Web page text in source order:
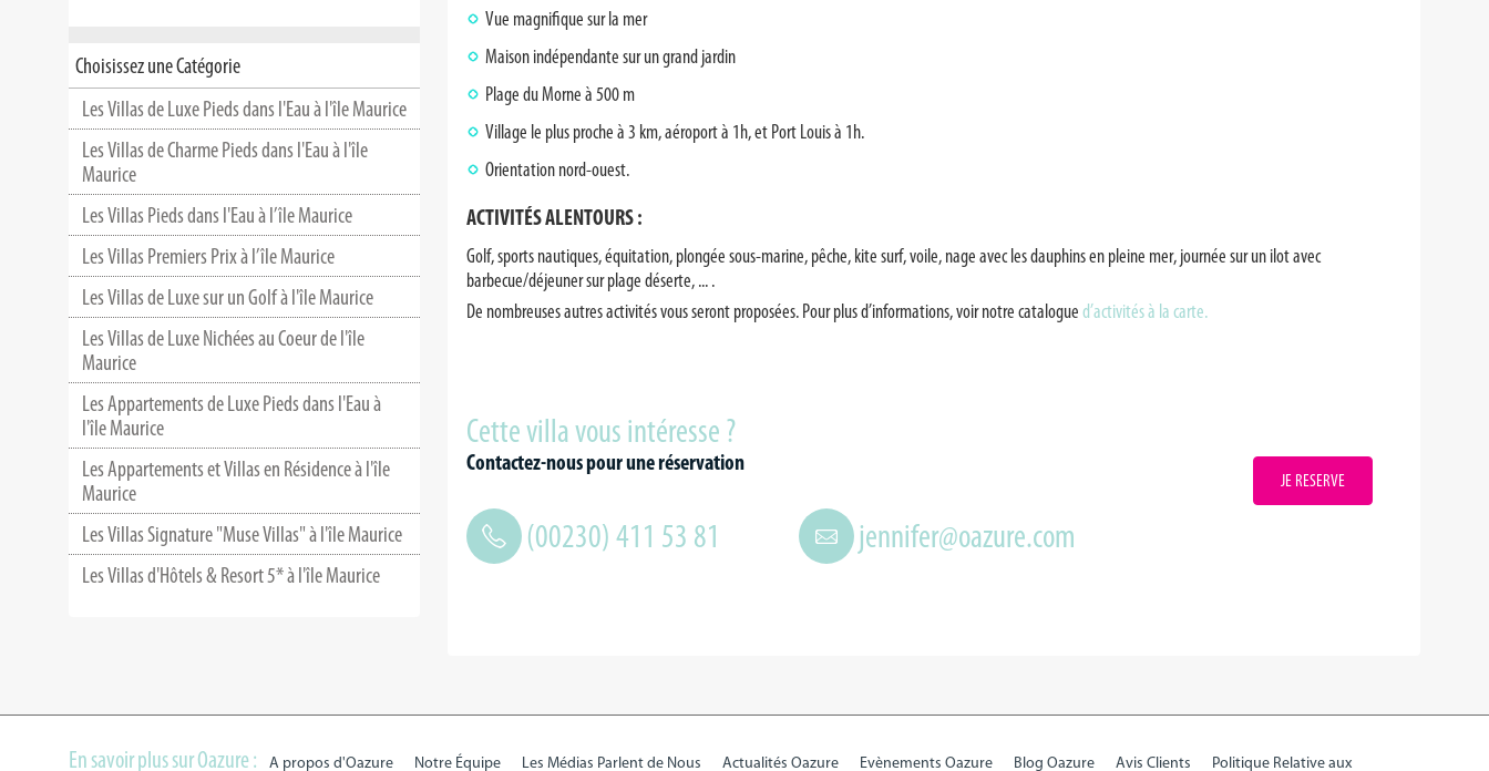
Choisissez une Catégorie
Les Villas de Luxe Pieds dans l'Eau à l'île Maurice
Les Villas de Charme Pieds dans l'Eau à l'île
Maurice
Les Villas Pieds dans l'Eau à l’île Maurice
Les Villas Premiers Prix à l’île Maurice
Les Villas de Luxe sur un Golf à l'île Maurice
Les Villas de Luxe Nichées au Coeur de l'île
Maurice
Les Appartements de Luxe Pieds dans l'Eau à
l'île Maurice
Les Appartements et Villas en Résidence à l'île
Maurice
Les Villas Signature "Muse Villas" à l'île Maurice
Les Villas d'Hôtels & Resort 5* à l'île Maurice
Vue magnifique sur la mer
Maison indépendante sur un grand jardin
Plage du Morne à 500 m
Village le plus proche à 3 km, aéroport à 1h, et Port Louis à 1h.
Orientation nord-ouest.
ACTIVITÉS ALENTOURS :
Golf, sports nautiques, équitation, plongée sous-marine, pêche, kite surf, voile, nage avec les dauphins en pleine mer, journée sur un ilot avec
barbecue/déjeuner sur plage déserte, ... .
De nombreuses autres activités vous seront proposées. Pour plus d’informations, voir notre catalogued’activités à la carte.
Cette villa vous intéresse ?
Contactez-nous pour une réservation
(00230) 411 53 81 jennifer@oazure.com
JE RESERVE
En savoir plus sur Oazure : A propos d'Oazure Notre Équipe Les Médias Parlent de Nous Actualités Oazure Evènements Oazure Blog Oazure Avis Clients Politique Relative aux